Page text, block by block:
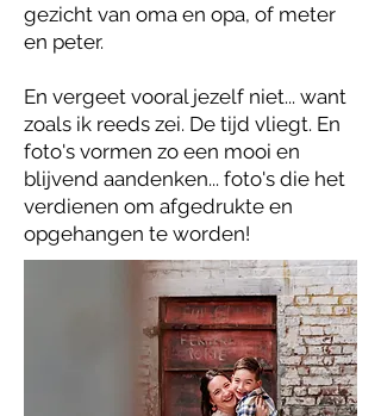
gezicht van oma en opa, of meter
en peter.
En vergeet vooral jezelf niet... want
zoals ik reeds zei. De tijd vliegt. En
foto's vormen zo een mooi en
blijvend aandenken... foto's die het
verdienen om afgedrukte en
opgehangen te worden!